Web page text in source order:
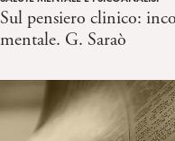
Sul pensiero clinico:
mentale. G. Saraò